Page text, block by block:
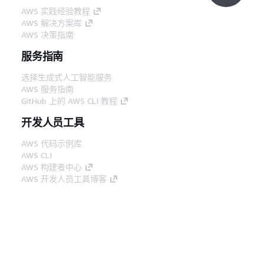
AWS 实践经验教程
AWS 解决方案库
AWS 决策指南
服务指南
选择生成式人工智能服务
AWS 服务指南
GitHub 上的 AWS CLI 教程
开发人员工具
AWS 代码示例库
AWS CLI
AWS 构建者中心
AWS 开发人员工具博客